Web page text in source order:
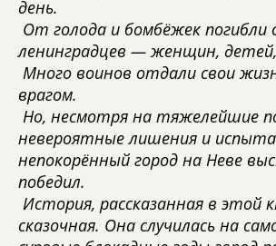
день.
От голода и бомбёжек
ленинградцев — женщин,
Много воинов отдали свои
врагом.
Но, несмотря на тяжелейшие
невероятные лишения и
непокорённый город на Неве
победил.
История, рассказанная в этой
сказочная. Она случилась на